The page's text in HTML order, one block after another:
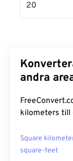
20
andra
kilometers till
Square
square-feet